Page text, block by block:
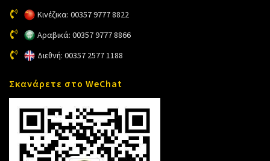
Κινέζικα: 00357 9777 8822
Αραβικά: 00357 9777 8866
Διεθνή: 00357 2577 1188
Σκανάρετε στο WeChat